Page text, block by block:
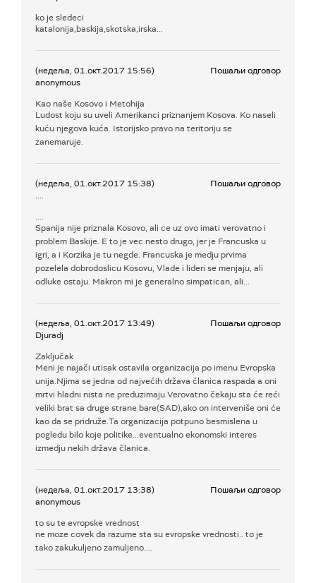
ko je sledeci
katalonija,baskija,skotska,irska...
(недеља, 01.окт.2017 15:56)
anonymous
Пошаљи одговор
Kao naše Kosovo i Metohija
Ludost koju su uveli Amerikanci priznanjem Kosova. Ko naseli
kuću njegova kuća. Istorijsko pravo na teritoriju se
zanemaruje.
(недеља, 01.окт.2017 15:38)
....
Пошаљи одговор
....
Spanija nije priznala Kosovo, ali ce uz ovo imati verovatno i
problem Baskije. E to je vec nesto drugo, jer je Francuska u
igri, a i Korzika je tu negde. Francuska je medju prvima
pozelela dobrodoslicu Kosovu, Vlade i lideri se menjaju, ali
odluke ostaju. Makron mi je generalno simpatican, ali...
(недеља, 01.окт.2017 13:49)
Djuradj
Пошаљи одговор
Zaključak
Meni je najači utisak ostavila organizacija po imenu Evropska
unija.Njima se jedna od najvećih država članica raspada a oni
mrtvi hladni nista ne preduzimaju.Verovatno čekaju sta će reći
veliki brat sa druge strane bare(SAD),ako on interveniše oni će
kao da se pridruže.Ta organizacija potpuno besmislena u
pogledu bilo koje politike...eventualno ekonomski interes
izmedju nekih država članica.
(недеља, 01.окт.2017 13:38)
anonymous
Пошаљи одговор
to su te evropske vrednost
ne moze covek da razume sta su evropske vrednosti.. to je
tako zakukuljeno zamuljeno....